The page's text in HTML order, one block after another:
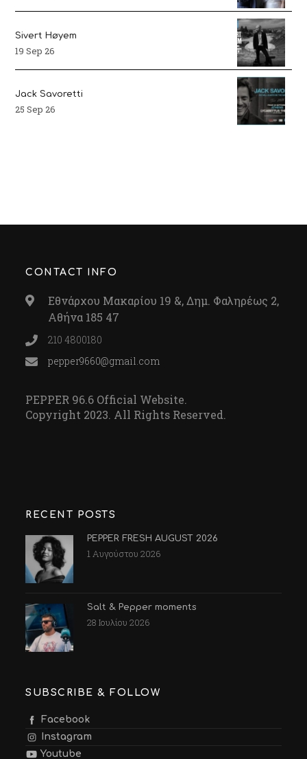
Sivert Høyem
19 Sep 26
Jack Savoretti
25 Sep 26
CONTACT INFO
Εθνάρχου Μακαρίου 19 &, Δημ. Φαληρέως 2,
Αθήνα 185 47
210 4800180
pepper9660@gmail.com
PEPPER 96.6 Official Website.
Copyright 2023. All Rights Reserved.
RECENT POSTS
PEPPER FRESH AUGUST 2026
1 Αυγούστου 2026
Salt & Pepper moments
28 Ιουλίου 2026
SUBSCRIBE & FOLLOW
Facebook
Instagram
Youtube